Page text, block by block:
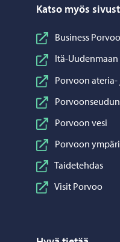
Katso myös
Business Porvoo
Itä-
Porvoon
Porvoon vesi
Porvoon
Taidetehdas
Visit Porvoo